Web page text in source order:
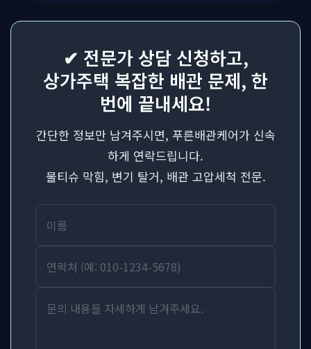
✔ 전문가 상담 신청하고,
상가주택 복잡한 배관 문제, 한
번에 끝내세요!
간단한 정보만 남겨주시면, 푸른배관케어가 신속
하게 연락드립니다.
물티슈 막힘, 변기 탈거, 배관 고압세척 전문.